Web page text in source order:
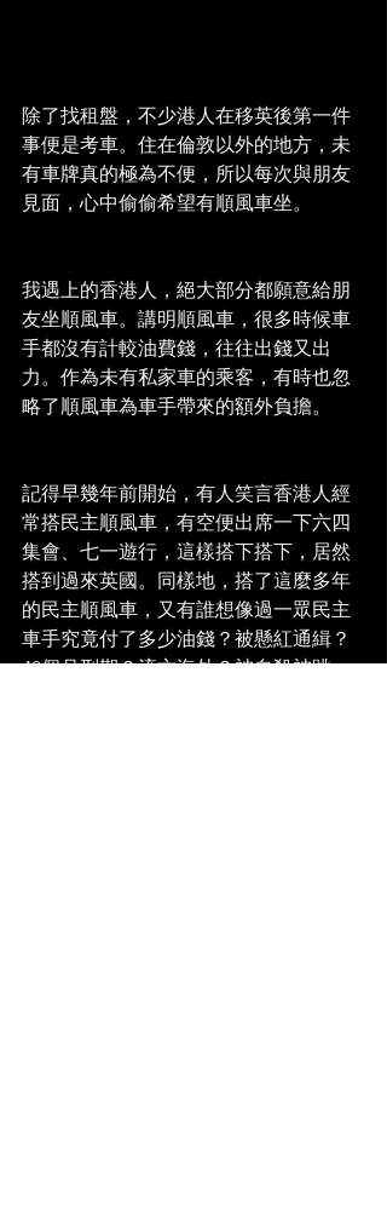
除了找租盤，不少港人在移英後第一件
事便是考車。住在倫敦以外的地方，未
有車牌真的極為不便，所以每次與朋友
見面，心中偷偷希望有順風車坐。
我遇上的香港人，絕大部分都願意給朋
友坐順風車。講明順風車，很多時候車
手都沒有計較油費錢，往往出錢又出
力。作為未有私家車的乘客，有時也忽
略了順風車為車手帶來的額外負擔。
記得早幾年前開始，有人笑言香港人經
常搭民主順風車，有空便出席一下六四
集會、七一遊行，這樣搭下搭下，居然
搭到過來英國。同樣地，搭了這麼多年
的民主順風車，又有誰想像過一眾民主
車手究竟付了多少油錢？被懸紅通緝？
48個月刑期？流亡海外？被自殺被跳